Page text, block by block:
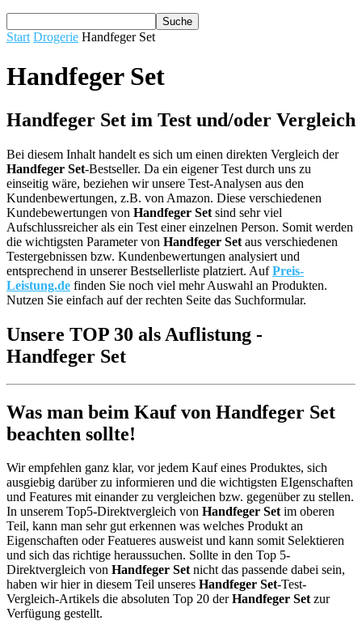
Start Drogerie Handfeger Set
Handfeger Set
Handfeger Set im Test und/oder Vergleich
Bei diesem Inhalt handelt es sich um einen direkten Vergleich der
Handfeger Set-Bestseller. Da ein eigener Test durch uns zu
einseitig wäre, beziehen wir unsere Test-Analysen aus den
Kundenbewertungen, z.B. von Amazon. Diese verschiedenen
Kundebewertungen von Handfeger Set sind sehr viel
Aufschlussreicher als ein Test einer einzelnen Person. Somit werden
die wichtigsten Parameter von Handfeger Set aus verschiedenen
Testergebnissen bzw. Kundenbewertungen analysiert und
entsprechend in unserer Bestsellerliste platziert. AufPreis-
Leistung.de finden Sie noch viel mehr Auswahl an Produkten.
Nutzen Sie einfach auf der rechten Seite das Suchformular.
Unsere TOP 30 als Auflistung -
Handfeger Set
Was man beim Kauf von Handfeger Set
beachten sollte!
Wir empfehlen ganz klar, vor jedem Kauf eines Produktes, sich
ausgiebig darüber zu informieren und die wichtigsten EIgenschaften
und Features mit einander zu vergleichen bzw. gegenüber zu stellen.
In unserem Top5-Direktvergleich von Handfeger Setim oberen
Teil, kann man sehr gut erkennen was welches Produkt an
Eigenschaften oder Featueres ausweist und kann somit Selektieren
und sich das richtige heraussuchen. Sollte in den Top 5-
Direktvergleich von Handfeger Setnicht das passende dabei sein,
haben wir hier in diesem Teil unseres Handfeger Set-Test-
Vergleich-Artikels die absoluten Top 20 derHandfeger Setzur
Verfügung gestellt.